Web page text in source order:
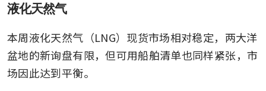
液化天然气
本周液化天然气（LNG）现货市场相对稳定，两大洋
盆地的新询盘有限，但可用船舶清单也同样紧张，市
场因此达到平衡。